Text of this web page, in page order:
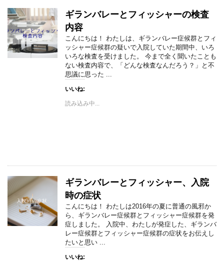
ギランバレーとフィッシャーの検査
内容
こんにちは！ わたしは、ギランバレー症候群とフィ
ッシャー症候群の疑いで入院していた期間中、いろ
いろな検査を受けました。 今まで全く聞いたことも
ない検査内容で、「どんな検査なんだろう？」と不
思議に思った ...
いいね:
読み込み中...
ギランバレーとフィッシャー、入院
時の症状
こんにちは！ わたしは2016年の夏に普通の風邪か
ら、ギランバレー症候群とフィッシャー症候群を発
症しました。 入院中、わたしが発症した、ギランバ
レー症候群とフィッシャー症候群の症状をお伝えし
たいと思い ...
いいね: